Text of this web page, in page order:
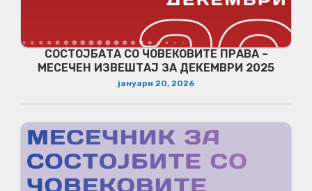
СОСТОЈБАТА СО ЧОВЕКОВИТЕ ПРАВА –
МЕСЕЧЕН ИЗВЕШТАЈ ЗА ДЕКЕМВРИ 2025
јануари 20, 2026